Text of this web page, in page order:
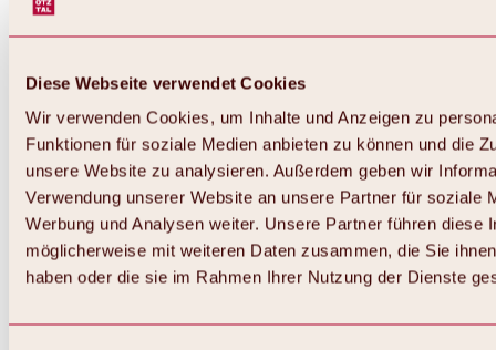
Diese Webseite verwendet Cookies
Wir verwenden Cookies, um Inhalte und Anzeigen zu
Funktionen für soziale Medien anbieten zu können und die
unsere Website zu analysieren. Außerdem geben wir
Verwendung unserer Website an unsere Partner für soziale
Werbung und Analysen weiter. Unsere Partner führen diese
möglicherweise mit weiteren Daten zusammen, die Sie
haben oder die sie im Rahmen Ihrer Nutzung der Dienste